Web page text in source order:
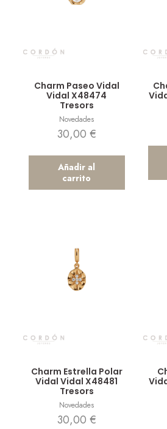
Charm Paseo Vidal
Vidal X48474
Tresors
Novedades
30,00 €
Añadir al
carrito
Charm Estrella Polar
Vidal Vidal X48481
Tresors
Novedades
30,00 €